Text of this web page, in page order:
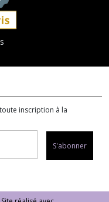
inscription à la
S'abonner